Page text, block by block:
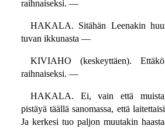
raihnaiseksi. —
HAKALA. Sitähän Leenakin
tuvan ikkunasta —
KIVIAHO (keskeyttäen).
raihnaiseksi. —
HAKALA. Ei, vain että
pistäyä täällä sanomassa, että
Ja kerkesi tuo paljon muutakin